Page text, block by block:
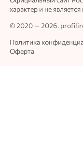
характер и не
© 2020 — 2026.
Политика
Оферта